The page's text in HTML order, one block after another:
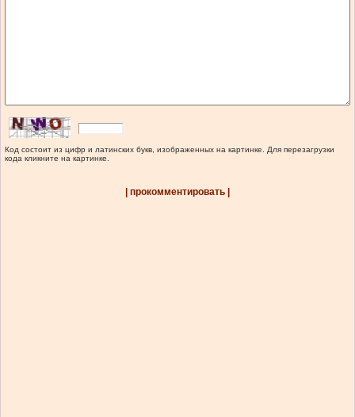
Код состоит из цифр и латинских букв, изображенных на картинке. Для перезагрузки
кода кликните на картинке.
| прокомментировать |